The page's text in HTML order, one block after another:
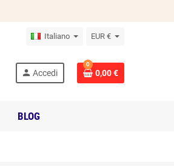
Italiano EUR €
person Accedi
0
0,00 €
BLOG